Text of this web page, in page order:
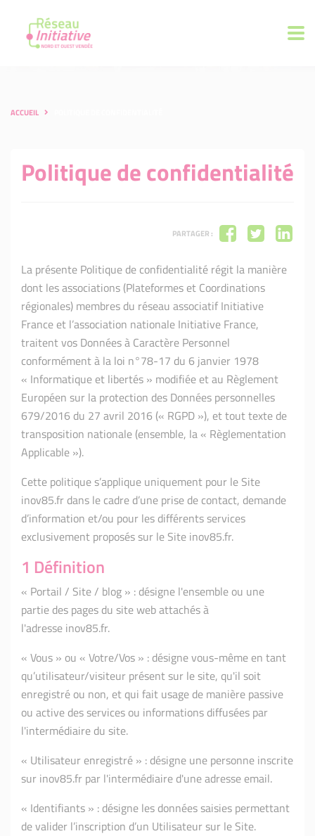
ACCUEIL
Politique de confidentialité
PARTAGER :
La présente Politique de confidentialité régit la manière
dont les associations (Plateformes et Coordinations
régionales) membres du réseau associatif Initiative
France et l’association nationale Initiative France,
traitent vos Données à Caractère Personnel
conformément à la loi n°78-17 du 6 janvier 1978
« Informatique et libertés » modifiée et au Règlement
Européen sur la protection des Données personnelles
679/2016 du 27 avril 2016 (« RGPD »), et tout texte de
transposition nationale (ensemble, la « Règlementation
Applicable »).
Cette politique s’applique uniquement pour le Site
inov85.fr dans le cadre d’une prise de contact, demande
d’information et/ou pour les différents services
exclusivement proposés sur le Site inov85.fr.
1 Définition
« Portail / Site / blog » : désigne l'ensemble ou une
partie des pages du site web attachés à
l'adresse inov85.fr.
« Vous » ou « Votre/Vos » : désigne vous-même en tant
qu’utilisateur/visiteur présent sur le site, qu'il soit
enregistré ou non, et qui fait usage de manière passive
ou active des services ou informations diffusées par
l'intermédiaire du site.
« Utilisateur enregistré » : désigne une personne inscrite
sur inov85.fr par l'intermédiaire d'une adresse email.
« Identifiants » : désigne les données saisies permettant
de valider l’inscription d’un Utilisateur sur le Site.